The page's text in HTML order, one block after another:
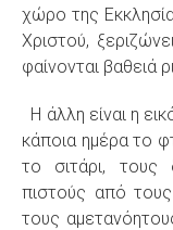
χώρο της
Χριστού,
φαίνονται βαθειά
Η άλλη είναι η
κάποια ημέρα το
το σιτάρι, τους
πιστούς από
τους